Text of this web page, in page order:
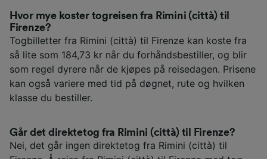
Hvor mye koster togreisen fra Rimini (città) til
Firenze?
Togbilletter fra Rimini (città) til Firenze kan koste fra
så lite som 184,73 kr når du forhåndsbestiller, og blir
som regel dyrere når de kjøpes på reisedagen. Prisene
kan også variere med tid på døgnet, rute og hvilken
klasse du bestiller.
Går det direktetog fra Rimini (città) til Firenze?
Nei, det går ingen direktetog fra Rimini (città) til